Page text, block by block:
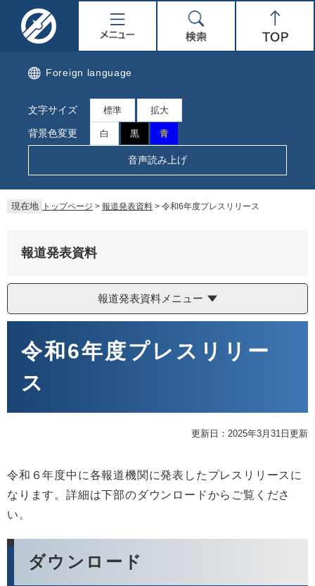
ー
ー
ジ
ニ
ュ
ー
索
Foreign language
文字サイズ 標準 拡大
背景色変更 白 黒 青
音声読み上げ
現在地 トップページ > 報道発表資料 > 令和6年度プレスリリース
報道発表資料
報道発表資料メニュー
令和6年度プレスリリー
ス
更新日：2025年3月31日更新
令和６年度中に各報道機関に発表したプレスリリースに
なります。詳細は下部のダウンロードからご覧くださ
い。
ダウンロード